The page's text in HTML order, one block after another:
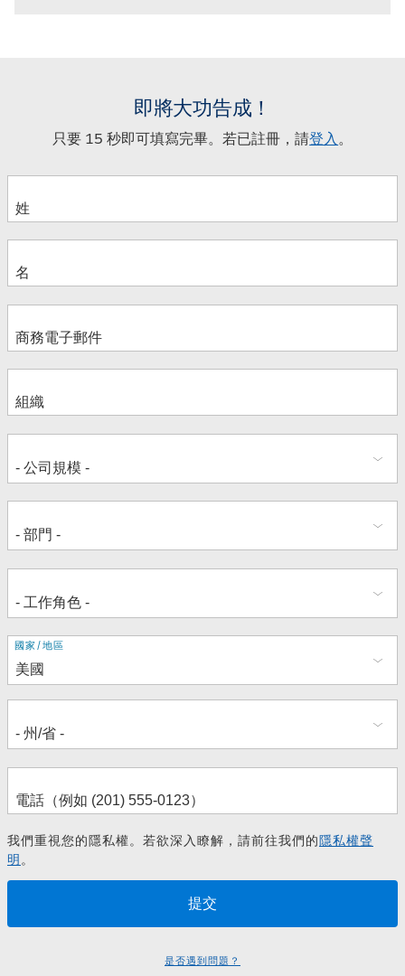
即將大功告成！
只要 15 秒即可填寫完畢。若已註冊，請登入。
地
址
國家/地區
我們重視您的隱私權。若欲深入瞭解，請前往我們的隱私權聲
明。
是否遇到問題？